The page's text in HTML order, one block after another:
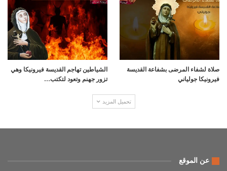
صلاة لشفاء المرضى بشفاعة القديسة
فيرونيكا جولياني
الشياطين تهاجم القديسة فيرونيكا وهي
تزور جهنم وتعود لتكتب…
تحميل المزيد
عن الموقع